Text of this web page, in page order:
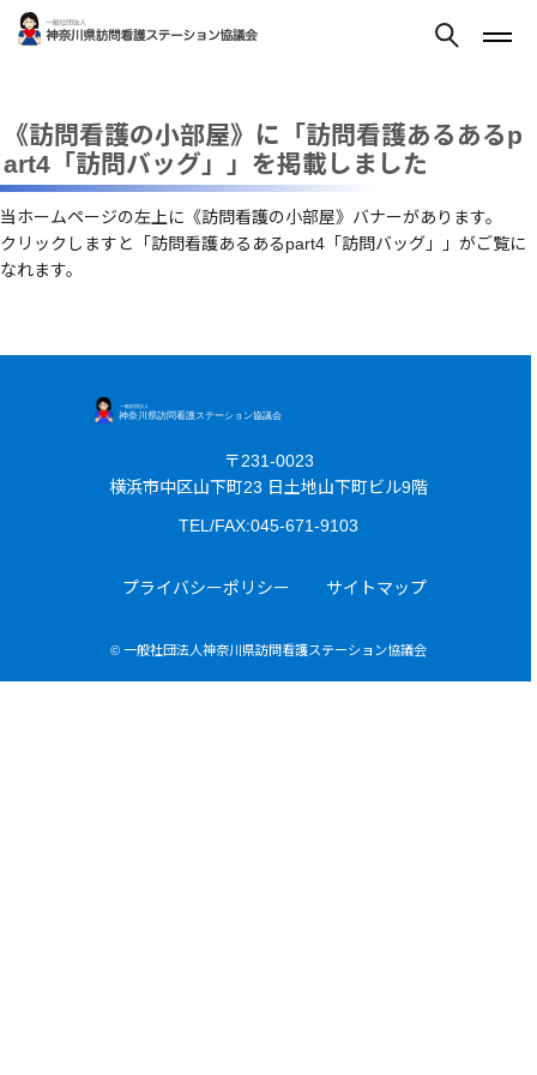
《訪問看護の小部屋》に「訪問看護あるあるp
art4「訪問バッグ」」を掲載しました
当ホームページの左上に《訪問看護の小部屋》バナーがあります。
クリックしますと「訪問看護あるあるpart4「訪問バッグ」」がご覧に
なれます。
〒231-0023
横浜市中区山下町23 日土地山下町ビル9階
TEL/FAX:045-671-9103
プライバシーポリシー サイトマップ
© 一般社団法人神奈川県訪問看護ステーション協議会